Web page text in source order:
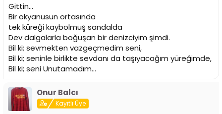
Gittin...
Bir okyanusun ortasında
tek küreği kaybolmuş sandalda
Dev dalgalarla boğuşan bir denizciyim şimdi.
Bil ki; sevmekten vazgeçmedim seni,
Bil ki; seninle birlikte sevdanı da taşıyacağım yüreğimde,
Bil ki; seni Unutamadım...
Onur Balcı
Kayıtlı Üye